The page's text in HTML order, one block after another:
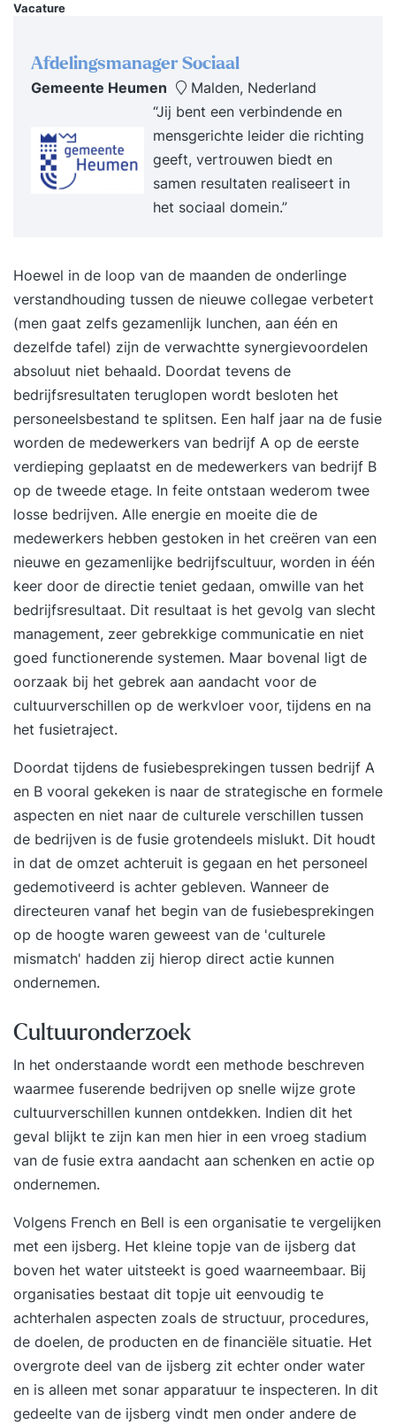
Vacature
Afdelingsmanager Sociaal
Gemeente Heumen
Malden, Nederland
“Jij bent een verbindende en
mensgerichte leider die richting
geeft, vertrouwen biedt en
samen resultaten realiseert in
het sociaal domein.”
Hoewel in de loop van de maanden de onderlinge
verstandhouding tussen de nieuwe collegae verbetert
(men gaat zelfs gezamenlijk lunchen, aan één en
dezelfde tafel) zijn de verwachtte synergievoordelen
absoluut niet behaald. Doordat tevens de
bedrijfsresultaten teruglopen wordt besloten het
personeelsbestand te splitsen. Een half jaar na de fusie
worden de medewerkers van bedrijf A op de eerste
verdieping geplaatst en de medewerkers van bedrijf B
op de tweede etage. In feite ontstaan wederom twee
losse bedrijven. Alle energie en moeite die de
medewerkers hebben gestoken in het creëren van een
nieuwe en gezamenlijke bedrijfscultuur, worden in één
keer door de directie teniet gedaan, omwille van het
bedrijfsresultaat. Dit resultaat is het gevolg van slecht
management, zeer gebrekkige communicatie en niet
goed functionerende systemen. Maar bovenal ligt de
oorzaak bij het gebrek aan aandacht voor de
cultuurverschillen op de werkvloer voor, tijdens en na
het fusietraject.
Doordat tijdens de fusiebesprekingen tussen bedrijf A
en B vooral gekeken is naar de strategische en formele
aspecten en niet naar de culturele verschillen tussen
de bedrijven is de fusie grotendeels mislukt. Dit houdt
in dat de omzet achteruit is gegaan en het personeel
gedemotiveerd is achter gebleven. Wanneer de
directeuren vanaf het begin van de fusiebesprekingen
op de hoogte waren geweest van de 'culturele
mismatch' hadden zij hierop direct actie kunnen
ondernemen.
Cultuuronderzoek
In het onderstaande wordt een methode beschreven
waarmee fuserende bedrijven op snelle wijze grote
cultuurverschillen kunnen ontdekken. Indien dit het
geval blijkt te zijn kan men hier in een vroeg stadium
van de fusie extra aandacht aan schenken en actie op
ondernemen.
Volgens French en Bell is een organisatie te vergelijken
met een ijsberg. Het kleine topje van de ijsberg dat
boven het water uitsteekt is goed waarneembaar. Bij
organisaties bestaat dit topje uit eenvoudig te
achterhalen aspecten zoals de structuur, procedures,
de doelen, de producten en de financiële situatie. Het
overgrote deel van de ijsberg zit echter onder water
en is alleen met sonar apparatuur te inspecteren. In dit
gedeelte van de ijsberg vindt men onder andere de